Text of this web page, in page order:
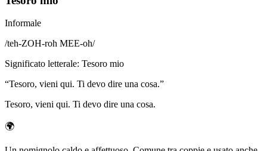
Informale
/teh-ZOH-roh MEE-oh/
Significato letterale: Tesoro mio
“Tesoro, vieni qui. Ti devo dire una cosa.”
Tesoro, vieni qui. Ti devo dire una cosa.
🌍